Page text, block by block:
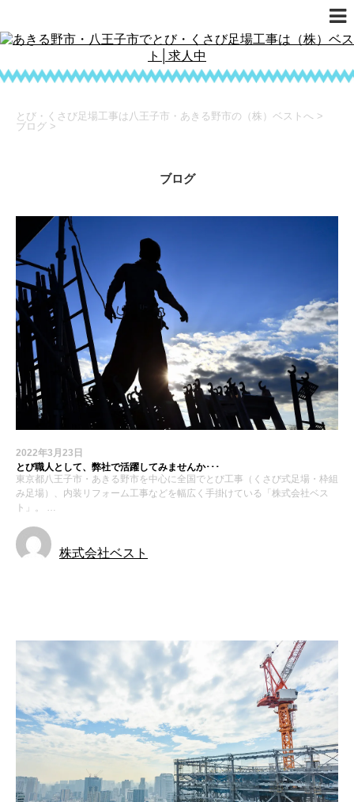
とび・くさび足場工事は八王子市・あきる野市の（株）ベストへ >
ブログ >
ブログ
2022年3月23日
とび職人として、弊社で活躍してみませんか･･･
東京都八王子市・あきる野市を中心に全国でとび工事（くさび式足場・枠組
み足場）、内装リフォーム工事などを幅広く手掛けている「株式会社ベス
ト」。 …
株式会社ベスト